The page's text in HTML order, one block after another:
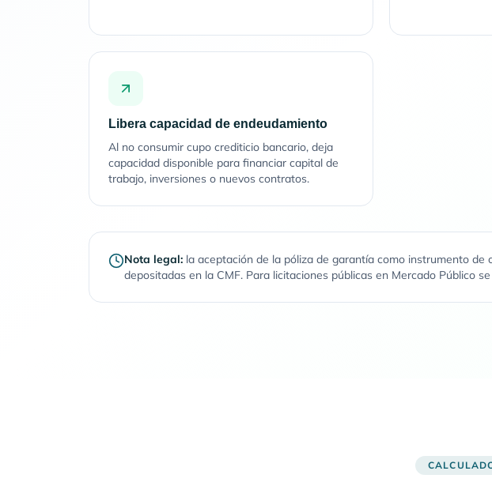
Libera capacidad de endeudamiento
Al no consumir cupo crediticio bancario, deja
capacidad disponible para financiar capital de
trabajo, inversiones o nuevos contratos.
Nota legal: la aceptación de la póliza de garantía como instrumento
depositadas en la CMF. Para licitaciones públicas en Mercado Público